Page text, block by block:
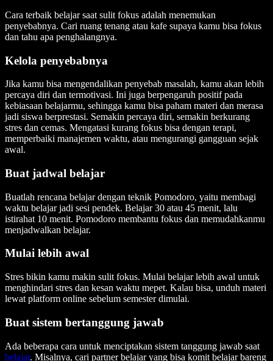
Cara terbaik belajar saat sulit fokus adalah menemukan
penyebabnya. Cari ruang tenang atau kafe supaya kamu bisa fokus
dan tahu apa penghalangnya.
Kelola penyebabnya
Jika kamu bisa mengendalikan penyebab masalah, kamu akan lebih
percaya diri dan termotivasi. Ini juga berpengaruh positif pada
kebiasaan belajarmu, sehingga kamu bisa paham materi dan merasa
jadi siswa berprestasi. Semakin percaya diri, semakin berkurang
stres dan cemas. Mengatasi kurang fokus bisa dengan terapi,
memperbaiki manajemen waktu, atau mengurangi gangguan sejak
awal.
Buat jadwal belajar
Buatlah rencana belajar dengan teknik Pomodoro, yaitu membagi
waktu belajar jadi sesi pendek. Belajar 30 atau 45 menit, lalu
istirahat 10 menit. Pomodoro membantu fokus dan memudahkanmu
menjadwalkan belajar.
Mulai lebih awal
Stres bikin kamu makin sulit fokus. Mulai belajar lebih awal untuk
menghindari stres dan kesan waktu mepet. Kalau bisa, unduh materi
lewat platform online sebelum semester dimulai.
Buat sistem bertanggung jawab
Ada beberapa cara untuk menciptakan sistem tanggung jawab saat
belajar. Misalnya, cari partner belajar yang bisa komit belajar bareng